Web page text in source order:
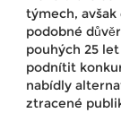
týmech,
podobné
pouhých 25
podnítit
nabídly
ztracené